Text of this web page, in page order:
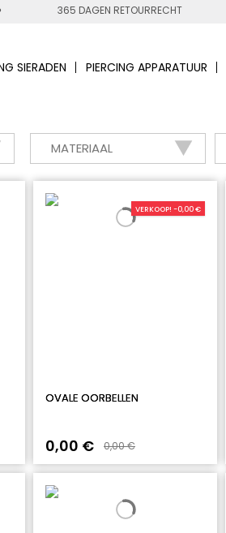
365 DAGEN RETOURRECHT
SIERADEN PIERCING APPARATUUR
MATERIAAL
VERKOOP! -0,00 €
OVALE OORBELLEN
0,00 € 0,00 €